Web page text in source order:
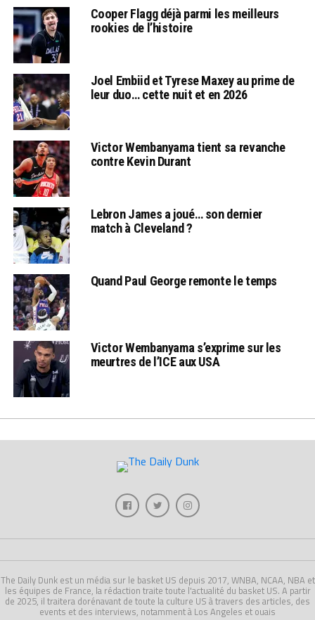
Cooper Flagg déjà parmi les meilleurs
rookies de l’histoire
Joel Embiid et Tyrese Maxey au prime de
leur duo… cette nuit et en 2026
Victor Wembanyama tient sa revanche
contre Kevin Durant
Lebron James a joué… son dernier
match à Cleveland ?
Quand Paul George remonte le temps
Victor Wembanyama s’exprime sur les
meurtres de l’ICE aux USA
The Daily Dunk est un média sur le basket US depuis 2017, WNBA, NCAA, NBA et
les équipes de France, la rédaction traite toute l'actualité du basket US. A partir
de 2025, il traitera dorénavant de toute la culture US à travers des articles, des
events et des interviews, notamment à Los Angeles et ouais